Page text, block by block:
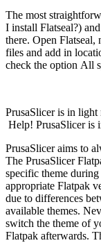
The most
I install Flatseal?)
there. Open Flatseal,
files and add in
check the option All
PrusaSlicer is in light
Help! PrusaSlicer is
PrusaSlicer aims to
The PrusaSlicer
specific theme
appropriate Flatpak
due to differences
available themes.
switch the theme of
Flatpak afterwards.